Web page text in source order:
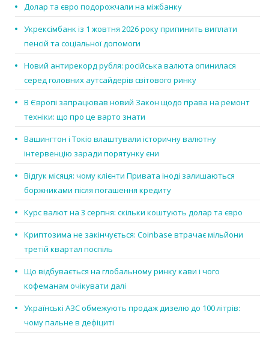
Долар та євро подорожчали на міжбанку
Укрексімбанк із 1 жовтня 2026 року припинить виплати
пенсій та соціальної допомоги
Новий антирекорд рубля: російська валюта опинилася
серед головних аутсайдерів світового ринку
В Європі запрацював новий Закон щодо права на ремонт
техніки: що про це варто знати
Вашингтон і Токіо влаштували історичну валютну
інтервенцію заради порятунку єни
Відгук місяця: чому клієнти Привата іноді залишаються
боржниками після погашення кредиту
Курс валют на 3 серпня: скільки коштують долар та євро
Криптозима не закінчується: Coinbase втрачає мільйони
третій квартал поспіль
Що відбувається на глобальному ринку кави і чого
кофеманам очікувати далі
Українські АЗС обмежують продаж дизелю до 100 літрів:
чому пальне в дефіциті